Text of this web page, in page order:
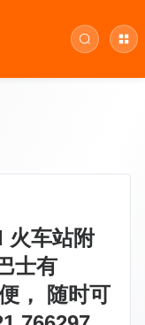
火车站附
士有
， 随时可